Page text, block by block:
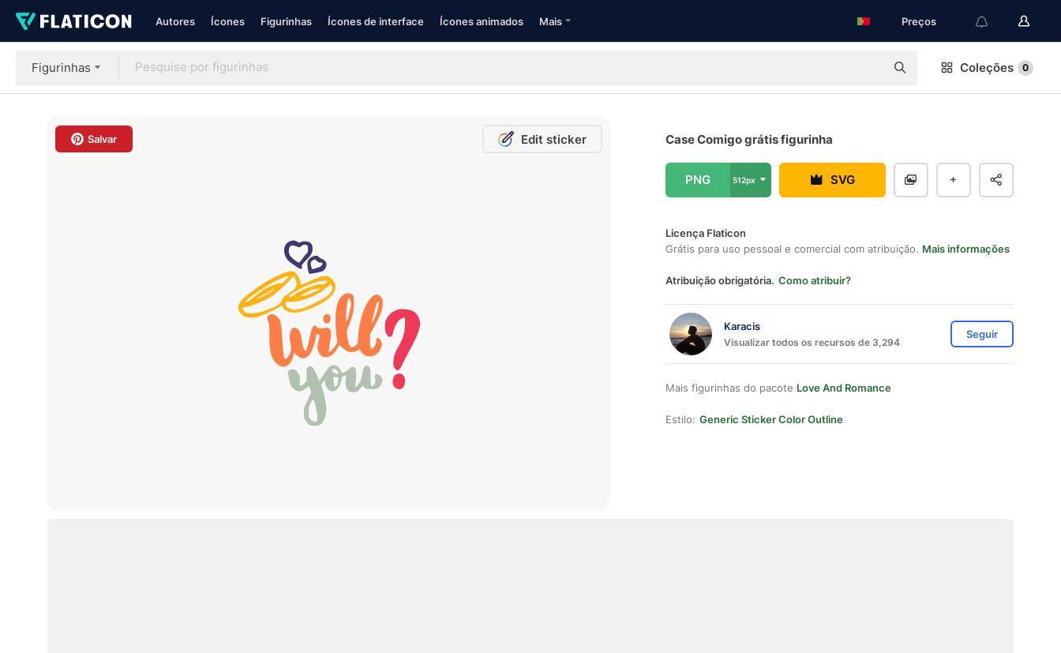
Autores Ícones Figurinhas Ícones de interface Ícones animados Mais Preços
Figurinhas Coleções 0
Salvar Edit sticker Case Comigo grátis figurinha
PNG 512px SVG
Licença Flaticon
Grátis para uso pessoal e comercial com atribuição. Mais informações
Atribuição obrigatória. Como atribuir?
Karacis
Visualizar todos os recursos de 3,294
Seguir
Mais figurinhas do pacote Love And Romance
Estilo: Generic Sticker Color Outline